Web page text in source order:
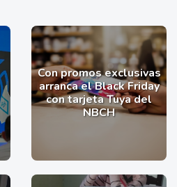
Con promos exclusivas
arranca el Black Friday
con tarjeta Tuya del
NBCH